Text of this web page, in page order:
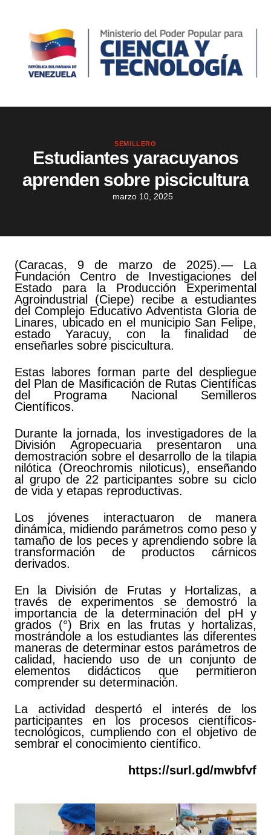
SEMILLERO
Estudiantes yaracuyanos
aprenden sobre piscicultura
marzo 10, 2025
(Caracas, 9 de marzo de 2025).— La
Fundación Centro de Investigaciones del
Estado para la Producción Experimental
Agroindustrial (Ciepe) recibe a estudiantes
del Complejo Educativo Adventista Gloria de
Linares, ubicado en el municipio San Felipe,
estado Yaracuy, con la finalidad de
enseñarles sobre piscicultura.
Estas labores forman parte del despliegue
del Plan de Masificación de Rutas Científicas
del Programa Nacional Semilleros
Científicos.
Durante la jornada, los investigadores de la
División Agropecuaria presentaron una
demostración sobre el desarrollo de la tilapia
nilótica (Oreochromis niloticus), enseñando
al grupo de 22 participantes sobre su ciclo
de vida y etapas reproductivas.
Los jóvenes interactuaron de manera
dinámica, midiendo parámetros como peso y
tamaño de los peces y aprendiendo sobre la
transformación de productos cárnicos
derivados.
En la División de Frutas y Hortalizas, a
través de experimentos se demostró la
importancia de la determinación del pH y
grados (°) Brix en las frutas y hortalizas,
mostrándole a los estudiantes las diferentes
maneras de determinar estos parámetros de
calidad, haciendo uso de un conjunto de
elementos didácticos que permitieron
comprender su determinación.
La actividad despertó el interés de los
participantes en los procesos científicos-
tecnológicos, cumpliendo con el objetivo de
sembrar el conocimiento científico.
https://surl.gd/mwbfvf